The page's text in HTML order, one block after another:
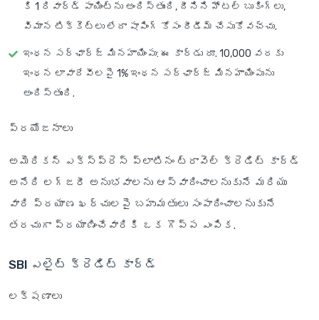
కి 1 రివార్డ్ పాయింట్‌ను అందిస్తుంది, దీనిని హోటల్ బుకింగ్‌లు,
విమాన టిక్కెట్లు లేదా షాపింగ్ కోసం రీడీమ్ చేసుకోవచ్చు.
ఇంధన సర్‌ఛార్జ్ మినహాయింపు: ఈ కార్డు రూ. 10,000 వరకు
ఇంధన లావాదేవీలపై 1% ఇంధన సర్‌ఛార్జ్ మినహాయింపును
అందిస్తుంది.
ప్రయోజనాలు
అమెరికన్ ఎక్స్‌ప్రెస్ ప్లాటినం ట్రావెల్ క్రెడిట్ కార్డ్
అనేది లగ్జరీ అనుభవాలను ఆస్వాదించాలనుకునే మరియు
వారి ప్రయాణ ఖర్చులపై బహుమతులు సంపాదించాలనుకునే
తరచుగా ప్రయాణించేవారికి ఒక గొప్ప ఎంపిక.
SBI ఎలైట్ క్రెడిట్ కార్డ్
లక్షణాలు